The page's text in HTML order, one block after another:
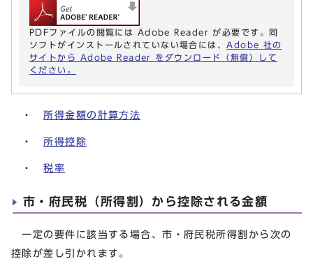
PDFファイルの閲覧には Adobe Reader が必要です。同
ソフトがインストールされていない場合には、 Adobe 社の
サイトから Adobe Reader をダウンロード（無償）して
ください。
・所得金額の計算方法
・所得控除
・税率
市・府民税（所得割）から控除される金額
一定の要件に該当する場合、市・府民税所得割から次の
控除が差し引かれます。